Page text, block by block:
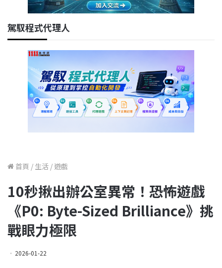
駕馭程式代理人